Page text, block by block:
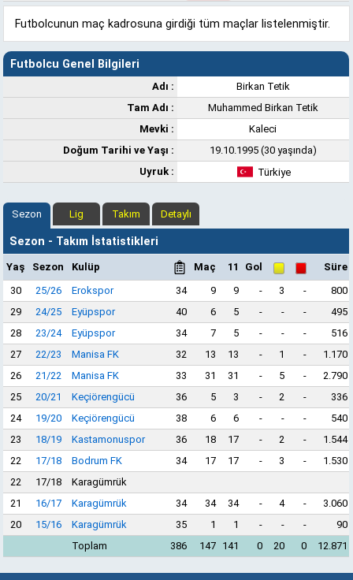
Futbolcunun maç kadrosuna girdiği tüm maçlar listelenmiştir.
Futbolcu Genel Bilgileri
Adı :
Birkan Tetik
Tam Adı :
Muhammed Birkan Tetik
Mevki :
Kaleci
Doğum Tarihi ve Yaşı :
19.10.1995 (30 yaşında)
Uyruk :
Türkiye
Sezon Lig Takım Detaylı
Sezon - Takım İstatistikleri
Yaş Sezon Kulüp Maç 11 Gol
Süre
30
25/26 Erokspor 34 9 9 - 3 -
800
29
24/25 Eyüpspor 40 6 5 - - -
495
28
23/24 Eyüpspor 34 7 5 - - -
516
27
22/23 Manisa FK 32 13 13 - 1 -
1.170
26
21/22 Manisa FK 33 31 31 - 5 -
2.790
25
20/21 Keçiörengücü 36 5 3 - 2 -
336
24
19/20 Keçiörengücü 38 6 6 - - -
540
23
18/19 Kastamonuspor 36 18 17 - 2 -
1.544
22
17/18 Bodrum FK 34 17 17 - 3 -
1.530
22
17/18
Karagümrük
21
16/17 Karagümrük 34 34 34 - 4 -
3.060
20
15/16 Karagümrük 35 1 1 - - -
90
Toplam
386 147 141 0 20 0 12.871